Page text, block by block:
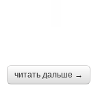
читать дальше →